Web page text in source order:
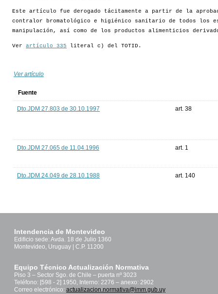
Este artículo fue derogado tácitamente a partir de la
contralor bromatológico e higiénico sanitario de todos los
manipulación, así como de los productos alimenticios
Ver artículo 335 literal c) del TOTID.
Ver artículo
Fuente
Dto.JDM 27.803 de 30.10.1997 art. 38
Dto.JDM 27.065 de 11.04.1996 art. 1
Dto.JDM 24.049 de 28.10.1988 art. 140
Intendencia de Montevideo
Edificio sede: Avda. 18 de Julio 1360
Montevideo, Uruguay | C.P. 11200
Equipo Técnico Actualización Normativa
Piso 3 – Sector Sgo. de Chile – puerta nº 3023
Teléfono: [598 - 2] 1950, Interno: 2276 – anexo: 2902
Correo electrónico: actualizacion.normativa@imm.gub.uy